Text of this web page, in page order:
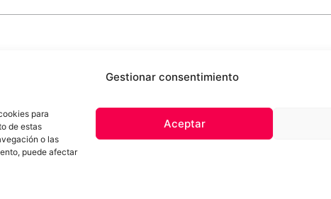
Gestionar consentimiento
para
de estas
o las
puede afectar
Aceptar
de privacidad Términos y Condiciones Aviso Sobre el Uso de IA